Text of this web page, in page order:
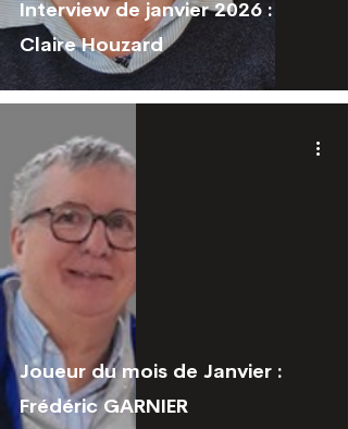
Interview de janvier 2026 :
Claire Houzard
Joueur du mois de Janvier :
Frédéric GARNIER